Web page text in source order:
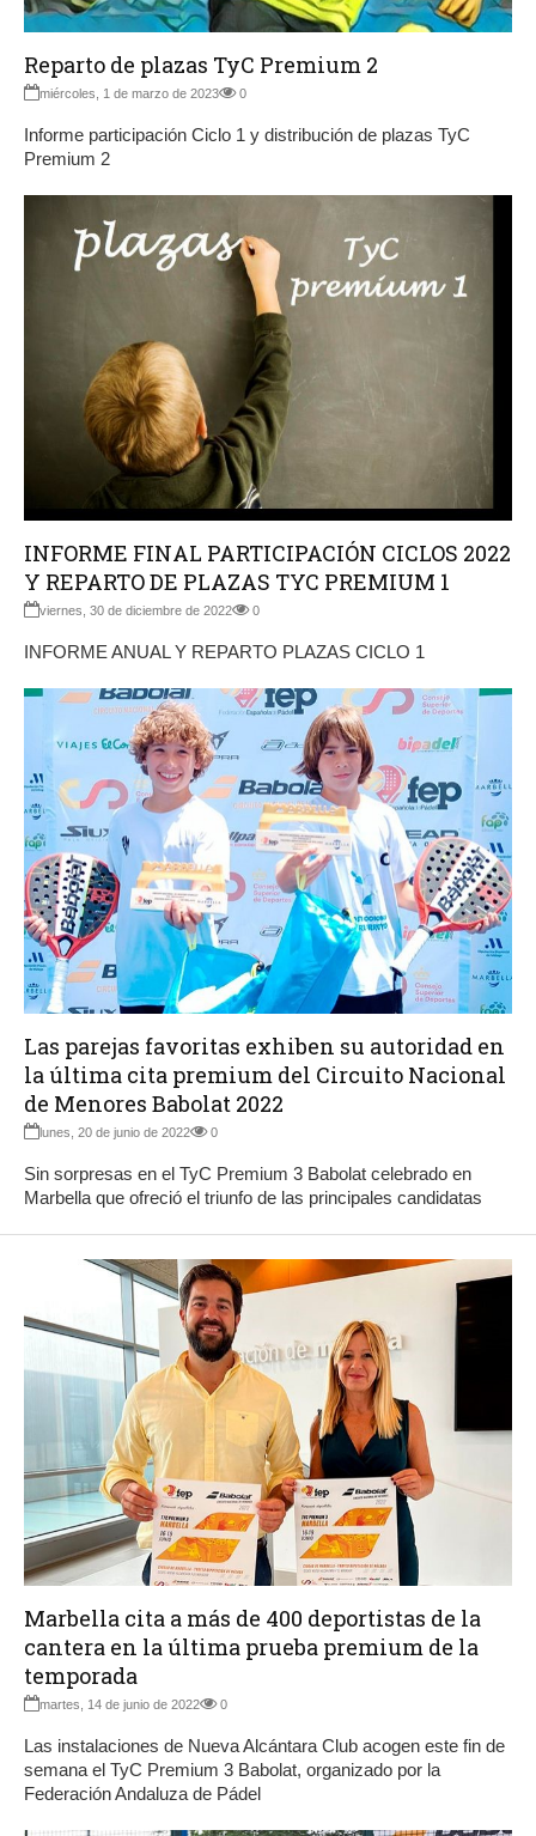
Reparto de plazas TyC Premium 2
miércoles, 1 de marzo de 2023 0
Informe participación Ciclo 1 y distribución de plazas TyC
Premium 2
INFORME FINAL PARTICIPACIÓN CICLOS 2022
Y REPARTO DE PLAZAS TYC PREMIUM 1
viernes, 30 de diciembre de 2022 0
INFORME ANUAL Y REPARTO PLAZAS CICLO 1
Las parejas favoritas exhiben su autoridad en
la última cita premium del Circuito Nacional
de Menores Babolat 2022
lunes, 20 de junio de 2022 0
Sin sorpresas en el TyC Premium 3 Babolat celebrado en
Marbella que ofreció el triunfo de las principales candidatas
Marbella cita a más de 400 deportistas de la
cantera en la última prueba premium de la
temporada
martes, 14 de junio de 2022 0
Las instalaciones de Nueva Alcántara Club acogen este fin de
semana el TyC Premium 3 Babolat, organizado por la
Federación Andaluza de Pádel